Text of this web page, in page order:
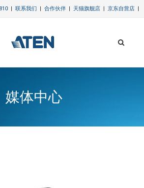
| 联系我们 | 合作伙伴 | 天猫旗舰店 | 京东自营店 |
媒体中心